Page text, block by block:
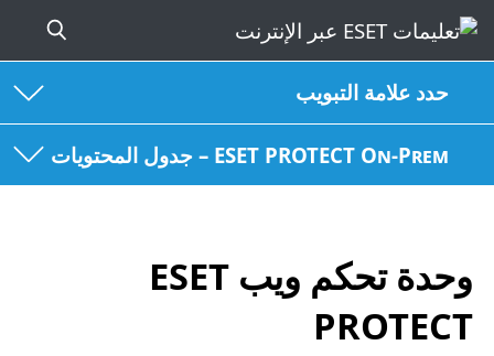
حدد علامة التبويب
ESET PROTECT On-Prem – جدول المحتويات
وحدة تحكم ويب ESET
PROTECT